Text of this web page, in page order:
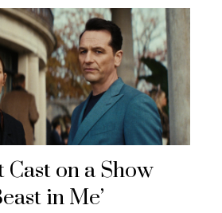
on a Show
in Me’